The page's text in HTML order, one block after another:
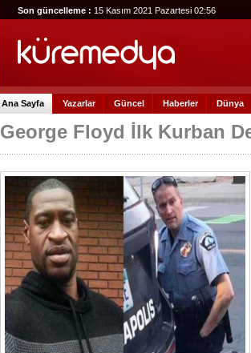
Son güncelleme : 15 Kasım 2021 Pazartesi 02:56
Ana Sayfa Yazarlar Güncel Haberler Dünya
George Floyd İlk Kurban